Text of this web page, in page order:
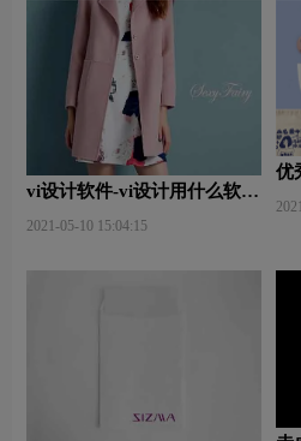
vi设计软件-vi设计用什么软件
2021-05-10 15:04:15
优